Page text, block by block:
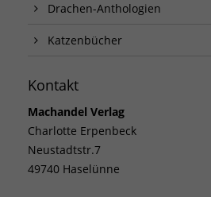
Drachen-Anthologien
Katzenbücher
Kontakt
Machandel Verlag
Charlotte Erpenbeck
Neustadtstr.7
49740 Haselünne